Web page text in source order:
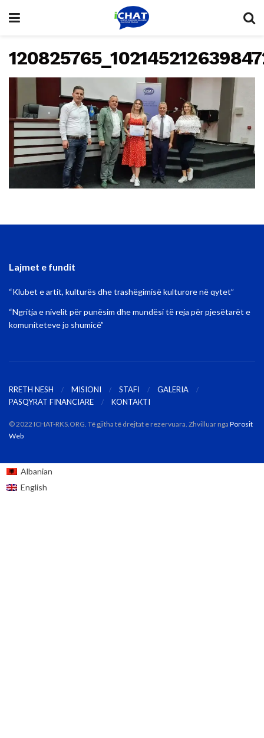
Lajmet e fundit
“Klubet e artit, kulturës dhe trashëgimisë kulturore në qytet”
“Ngritja e nivelit për punësim dhe mundësi të reja për pjesëtarët e
komuniteteve jo shumicë”
RRETH NESH MISIONI STAFI
GALERIA
PASQYRAT FINANCIARE
KONTAKTI
© 2022 ICHAT-RKS.ORG. Të gjitha të drejtat e rezervuara. Zhvilluar nga Porosit
Web
Albanian
English